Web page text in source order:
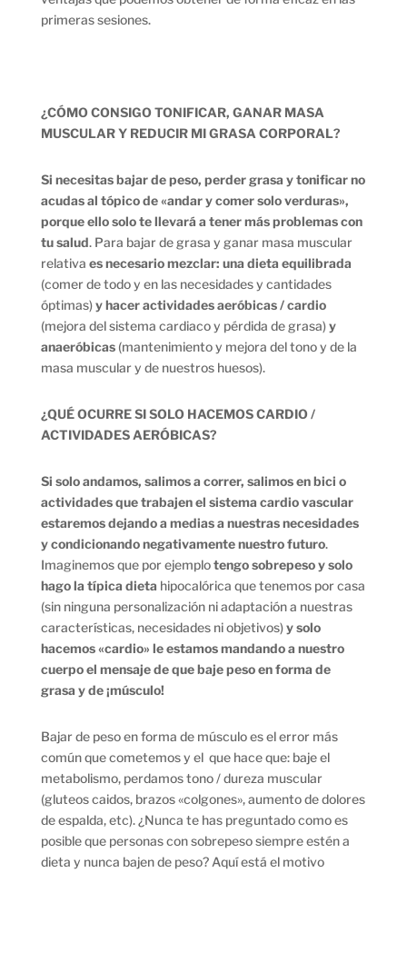
primeras sesiones.
¿CÓMO CONSIGO TONIFICAR, GANAR MASA
MUSCULAR Y REDUCIR MI GRASA CORPORAL?
Si necesitas bajar de peso, perder grasa y tonificar no
acudas al tópico de «andar y comer solo verduras»,
porque ello solo te llevará a tener más problemas con
tu salud. Para bajar de grasa y ganar masa muscular
relativa es necesario mezclar: una dieta equilibrada
(comer de todo y en las necesidades y cantidades
óptimas)y hacer actividades aeróbicas / cardio
(mejora del sistema cardiaco y pérdida de grasa)y
anaeróbicas(mantenimiento y mejora del tono y de la
masa muscular y de nuestros huesos).
¿QUÉ OCURRE SI SOLO HACEMOS CARDIO /
ACTIVIDADES AERÓBICAS?
Si solo andamos, salimos a correr, salimos en bici o
actividades que trabajen el sistema cardio vascular
estaremos dejando a medias a nuestras necesidades
y condicionando negativamente nuestro futuro.
Imaginemos que por ejemplotengo sobrepeso y solo
hago la típica dieta hipocalórica que tenemos por casa
(sin ninguna personalización ni adaptación a nuestras
características, necesidades ni objetivos)y solo
hacemos «cardio» le estamos mandando a nuestro
cuerpo el mensaje de que baje peso en forma de
grasa y de ¡músculo!
Bajar de peso en forma de músculo es el error más
común que cometemos y el que hace que: baje el
metabolismo, perdamos tono / dureza muscular
(gluteos caidos, brazos «colgones», aumento de dolores
de espalda, etc). ¿Nunca te has preguntado como es
posible que personas con sobrepeso siempre estén a
dieta y nunca bajen de peso? Aquí está el motivo